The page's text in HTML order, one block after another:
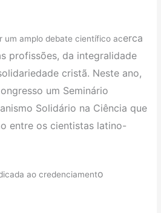
um amplo debate científico acerca
profissões, da integralidade
cristã. Neste ano,
um Seminário
Solidário na Ciência que
entre os cientistas latino-
ao credenciamento